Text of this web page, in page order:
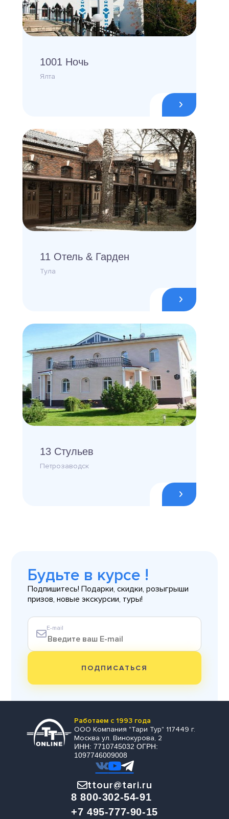
1001 Ночь
Ялта
11 Отель & Гарден
Тула
13 Стульев
Петрозаводск
Будьте в курсе !
Подпишитесь! Подарки, скидки, розыгрыши
призов, новые экскурсии, туры!
E-mail
ПОДПИСАТЬСЯ
Работаем с 1993 года
ООО Компания "Тари Тур" 117449 г.
Москва ул. Винокурова, 2
ИНН: 7710745032 ОГРН:
1097746009008
ttour@tari.ru
8 800-302-54-91
+7 495-777-90-15